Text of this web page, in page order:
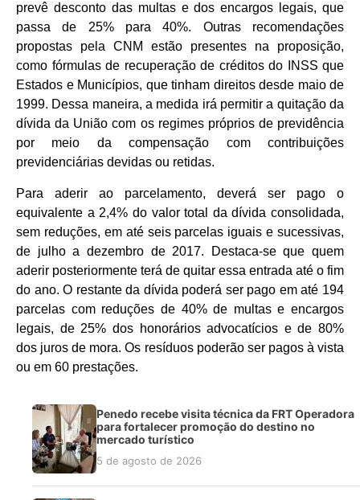
prevê desconto das multas e dos encargos legais, que
passa de 25% para 40%. Outras recomendações
propostas pela CNM estão presentes na proposição,
como fórmulas de recuperação de créditos do INSS que
Estados e Municípios, que tinham direitos desde maio de
1999. Dessa maneira, a medida irá permitir a quitação da
dívida da União com os regimes próprios de previdência
por meio da compensação com contribuições
previdenciárias devidas ou retidas.
Para aderir ao parcelamento, deverá ser pago o
equivalente a 2,4% do valor total da dívida consolidada,
sem reduções, em até seis parcelas iguais e sucessivas,
de julho a dezembro de 2017. Destaca-se que quem
aderir posteriormente terá de quitar essa entrada até o fim
do ano. O restante da dívida poderá ser pago em até 194
parcelas com reduções de 40% de multas e encargos
legais, de 25% dos honorários advocatícios e de 80%
dos juros de mora. Os resíduos poderão ser pagos à vista
ou em 60 prestações.
Penedo recebe visita técnica da FRT Operadora
para fortalecer promoção do destino no
mercado turístico
5 de agosto de 2026